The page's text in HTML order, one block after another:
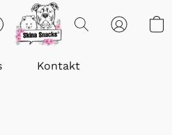
Kontakt